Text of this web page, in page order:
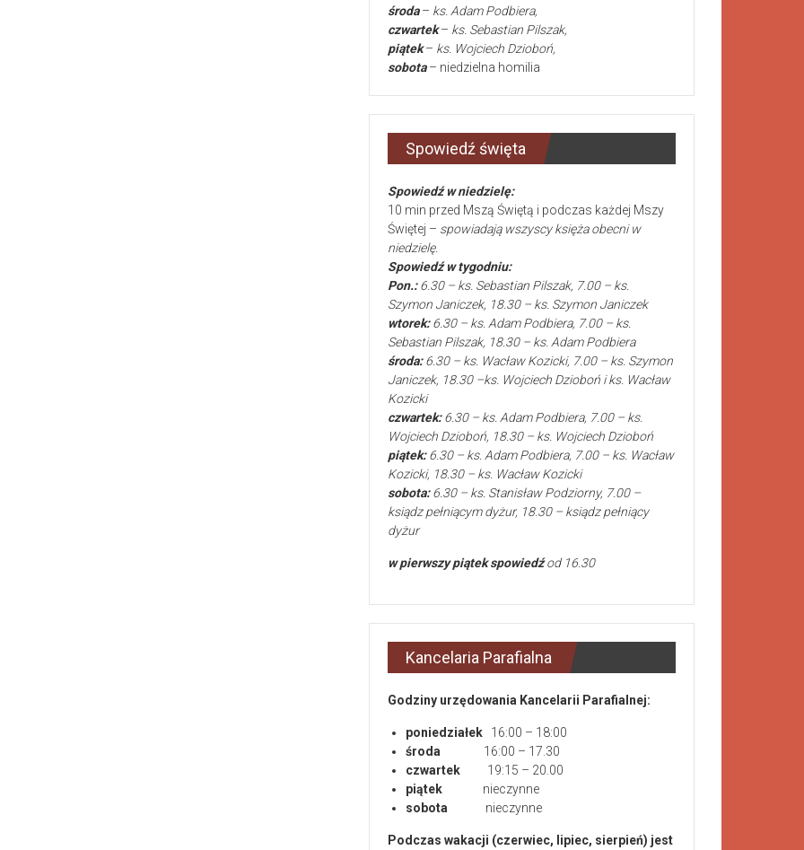
środa– ks. Adam Podbiera,
czwartek– ks. Sebastian Pilszak,
piątek– ks. Wojciech Dzioboń,
sobota– niedzielna homilia
Spowiedź święta
Spowiedź w niedzielę:
10 min przed Mszą Świętą i podczas każdej Mszy
Świętej – spowiadają wszyscy księża obecni w
niedzielę.
Spowiedź w tygodniu:
Pon.:6.30 – ks. Sebastian Pilszak, 7.00 – ks.
Szymon Janiczek, 18.30 – ks. Szymon Janiczek
wtorek:6.30 – ks. Adam Podbiera, 7.00 – ks.
Sebastian Pilszak, 18.30 – ks. Adam Podbiera
środa:6.30 – ks. Wacław Kozicki, 7.00 – ks. Szymon
Janiczek, 18.30 –ks. Wojciech Dzioboń i ks. Wacław
Kozicki
czwartek:6.30 – ks. Adam Podbiera, 7.00 – ks.
Wojciech Dzioboń, 18.30 – ks. Wojciech Dzioboń
piątek:6.30 – ks. Adam Podbiera, 7.00 – ks. Wacław
Kozicki, 18.30 – ks. Wacław Kozicki
sobota:6.30 – ks. Stanisław Podziorny, 7.00 –
ksiądz pełniącym dyżur, 18.30 – ksiądz pełniący
dyżur
w pierwszy piątek spowiedźod 16.30
Kancelaria Parafialna
Godziny urzędowania Kancelarii Parafialnej:
poniedziałek
16:00 – 18:00
środa
16:00 – 17.30
czwartek 19:15 – 20.00
piątek
nieczynne
sobota nieczynne
Podczas wakacji (czerwiec, lipiec, sierpień) jest